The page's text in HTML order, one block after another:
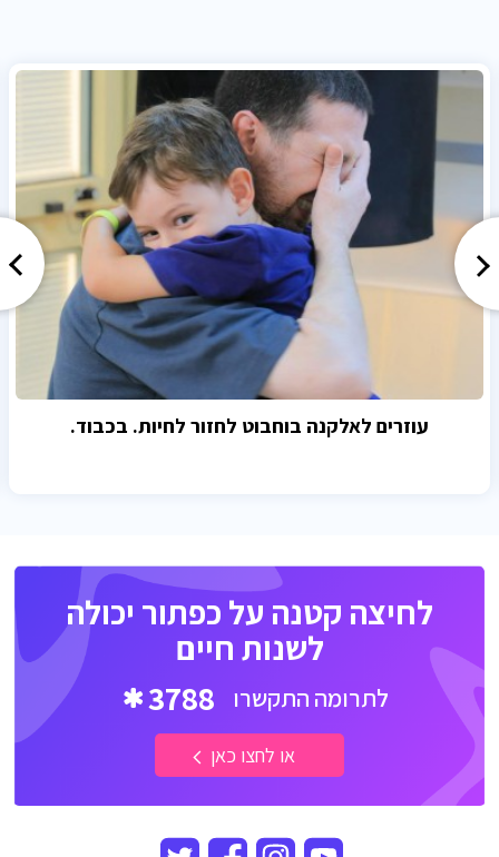
עוזרים לאלקנה בוחבוט לחזור לחיות. בכבוד.
לחיצה קטנה על כפתור יכולה
לשנות חיים
לתרומה התקשרו 3788
או לחצו כאן